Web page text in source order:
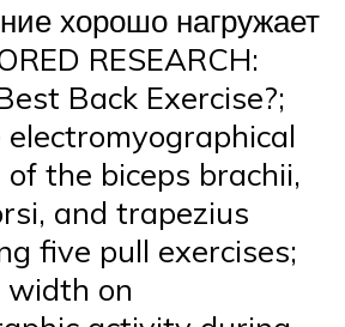
хорошо нагружает
RESEARCH:
Back Exercise?;
the biceps brachii,
and trapezius
five pull exercises;
width on